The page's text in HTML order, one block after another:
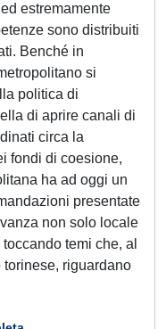
estremamente
sono distribuiti
Benché in
si
politica di
di aprire canali di
circa la
fondi di coesione,
ha ad oggi un
presentate
non solo locale
temi che, al
riguardano